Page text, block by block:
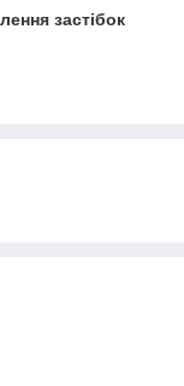
застібок